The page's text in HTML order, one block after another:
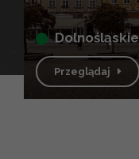
dolnośląskie
Przeglądaj